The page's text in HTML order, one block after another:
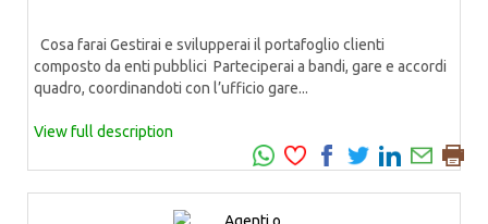
Cosa farai Gestirai e svilupperai il portafoglio clienti
composto da enti pubblici Parteciperai a bandi, gare e accordi
quadro, coordinandoti con l’ufficio gare...
View full description